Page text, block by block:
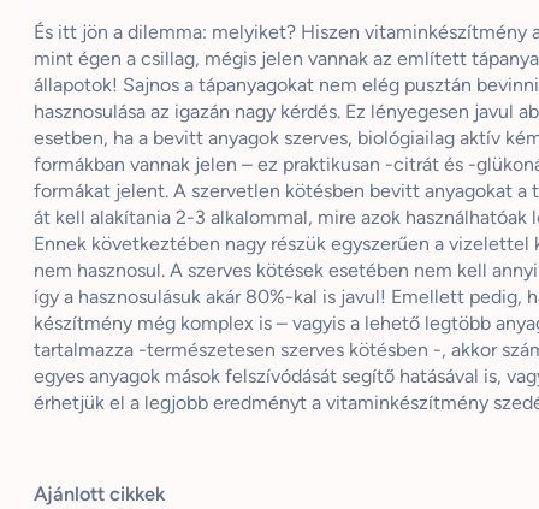
És itt jön a dilemma: melyiket? Hiszen vitaminkészítmény
mint égen a csillag, mégis jelen vannak az említett
állapotok! Sajnos a tápanyagokat nem elég pusztán
hasznosulása az igazán nagy kérdés. Ez lényegesen javul
esetben, ha a bevitt anyagok szerves, biológiailag aktív
formákban vannak jelen – ez praktikusan -citrát és -
formákat jelent. A szervetlen kötésben bevitt anyagokat a
át kell alakítania 2-3 alkalommal, mire azok használhatóak
Ennek következtében nagy részük egyszerűen a vizelettel
nem hasznosul. A szerves kötések esetében nem kell
így a hasznosulásuk akár 80%-kal is javul! Emellett pedig,
készítmény még komplex is – vagyis a lehető legtöbb
tartalmazza -természetesen szerves kötésben -, akkor
egyes anyagok mások felszívódását segítő hatásával is,
érhetjük el a legjobb eredményt a vitaminkészítmény
Ajánlott cikkek